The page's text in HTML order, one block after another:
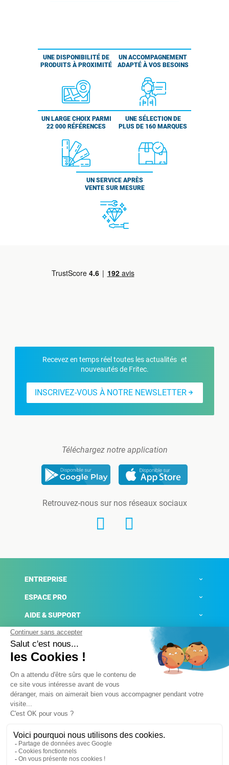
UNE DISPONIBILITÉ DE
PRODUITS À PROXIMITÉ
UN ACCOMPAGNEMENT
ADAPTÉ À VOS BESOINS
UN LARGE CHOIX PARMI
22 000 RÉFÉRENCES
UNE SÉLECTION DE
PLUS DE 160 MARQUES
UN SERVICE APRÈS
VENTE SUR MESURE
Recevez en temps réel toutes les actualités et
nouveautés de Fritec.
INSCRIVEZ-VOUS À NOTRE NEWSLETTER
Téléchargez notre application
Retrouvez-nous sur nos réseaux sociaux
ENTREPRISE
ESPACE PRO
AIDE & SUPPORT
ACTUALITÉS
Mentions légales
Conditions générales de ventes
Plateforme de signalement